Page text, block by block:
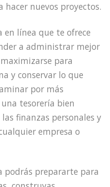
nuevos proyectos.
en línea que te ofrece
a administrar mejor
para
y conservar lo que
por más
tesorería bien
finanzas personales y
empresa o
podrás prepararte para